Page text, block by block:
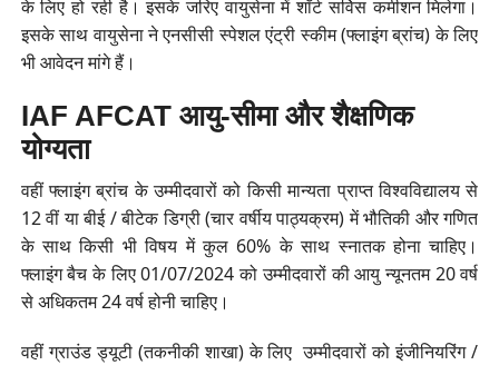
के लिए हो रही है। इसके जरिए वायुसेना में शॉर्ट सर्विस कमीशन मिलेगा।
इसके साथ वायुसेना ने एनसीसी स्पेशल एंट्री स्कीम (फ्लाइंग ब्रांच) के लिए
भी आवेदन मांगे हैं।
IAF AFCAT आयु-सीमा और शैक्षणिक
योग्यता
वहीं फ्लाइंग ब्रांच के उम्मीदवारों को किसी मान्यता प्राप्त विश्वविद्यालय से
12 वीं या बीई / बीटेक डिग्री (चार वर्षीय पाठ्यक्रम) में भौतिकी और गणित
के साथ किसी भी विषय में कुल 60% के साथ स्नातक होना चाहिए।
फ्लाइंग बैच के लिए 01/07/2024 को उम्मीदवारों की आयु न्यूनतम 20 वर्ष
से अधिकतम 24 वर्ष होनी चाहिए।
वहीं ग्राउंड ड्यूटी (तकनीकी शाखा) के लिए उम्मीदवारों को इंजीनियरिंग /